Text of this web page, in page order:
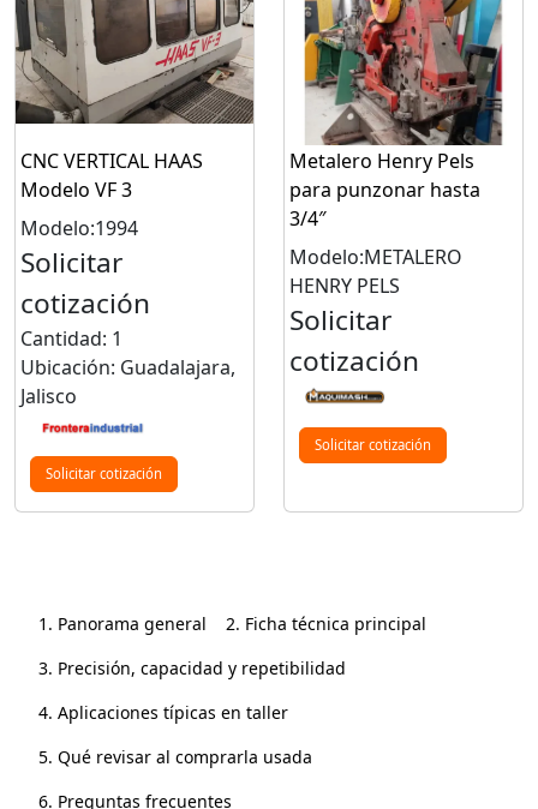
CNC VERTICAL HAAS
Modelo VF 3
Modelo:1994
Solicitar
cotización
Cantidad: 1
Ubicación: Guadalajara,
Jalisco
Solicitar cotización
Metalero Henry Pels
para punzonar hasta
3/4″
Modelo:METALERO
HENRY PELS
Solicitar
cotización
Solicitar cotización
1. Panorama general
2. Ficha técnica principal
3. Precisión, capacidad y repetibilidad
4. Aplicaciones típicas en taller
5. Qué revisar al comprarla usada
6. Preguntas frecuentes